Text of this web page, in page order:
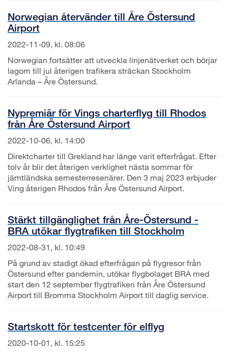
Norwegian återvänder till Åre Östersund
Airport
2022-11-09, kl. 08:06
Norwegian fortsätter att utveckla linjenätverket och börjar
lagom till jul återigen trafikera sträckan Stockholm
Arlanda – Åre Östersund.
Nypremiär för Vings charterflyg till Rhodos
från Åre Östersund Airport
2022-10-06, kl. 14:00
Direktcharter till Grekland har länge varit efterfrågat. Efter
tolv år blir det återigen verklighet nästa sommar för
jämtländska semesterresenärer. Den 3 maj 2023 erbjuder
Ving återigen Rhodos från Åre Östersund Airport.
Stärkt tillgänglighet från Åre-Östersund -
BRA utökar flygtrafiken till Stockholm
2022-08-31, kl. 10:49
På grund av stadigt ökad efterfrågan på flygresor från
Östersund efter pandemin, utökar flygbolaget BRA med
start den 12 september flygtrafiken från Åre Östersund
Airport till Bromma Stockholm Airport till daglig service.
Startskott för testcenter för elflyg
2020-10-01, kl. 15:25